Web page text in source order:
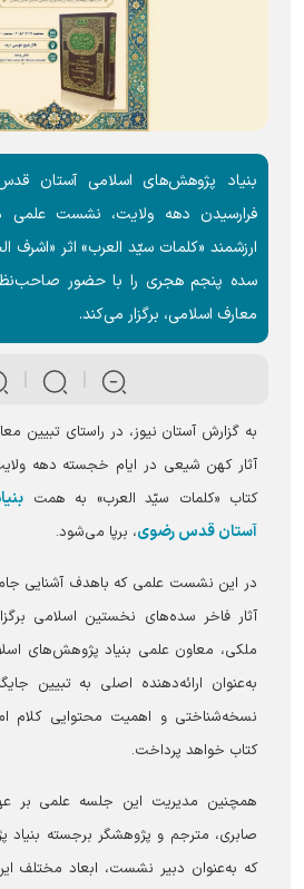
بنیاد پژوهش‌های اسلامی آستان
فرارسیدن دهه ولایت، نشست علمی
ارزشمند «کلمات سیّد العرب» اثر «اشرف
سده پنجم هجری را با حضور
معارف اسلامی، برگزار می‌کند.
به گزارش آستان نیوز، در راستای تبیین
آثار کهن شیعی در ایام خجسته دهه
کتاب «کلمات سیّد العرب» به همت
آستان قدس رضوی، برپا می‌شود.
‌در این نشست علمی که باهدف آشنایی
آثار فاخر سده‌های نخستین اسلامی
ملکی، معاون علمی بنیاد پژوهش‌های
به‌عنوان ارائه‌دهنده اصلی به تبیین
نسخه‌شناختی و اهمیت محتوایی کلام
کتاب خواهد پرداخت.
‌همچنین مدیریت این جلسه علمی بر
صابری، مترجم و پژوهشگر برجسته
که به‌عنوان دبیر نشست، ابعاد مختلف